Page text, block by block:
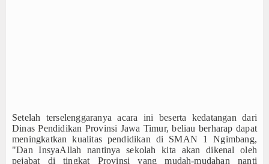
Setelah terselenggaranya acara ini beserta kedatangan dari
Dinas Pendidikan Provinsi Jawa Timur, beliau berharap dapat
meningkatkan kualitas pendidikan di SMAN 1 Ngimbang,
"Dan InsyaAllah nantinya sekolah kita akan dikenal oleh
pejabat di tingkat Provinsi yang mudah-mudahan nanti